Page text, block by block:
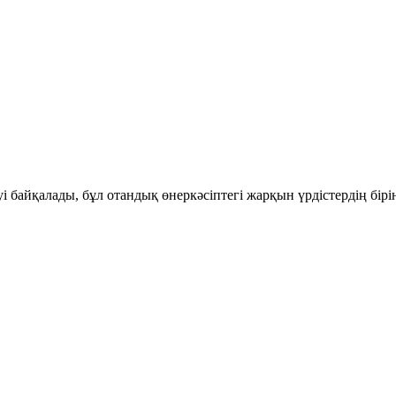
байқалады, бұл отандық өнеркәсіптегі жарқын үрдістердің